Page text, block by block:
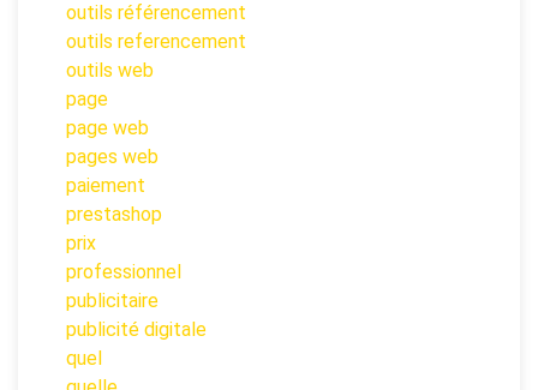
outils référencement
outils referencement
outils web
page
page web
pages web
paiement
prestashop
prix
professionnel
publicitaire
publicité digitale
quel